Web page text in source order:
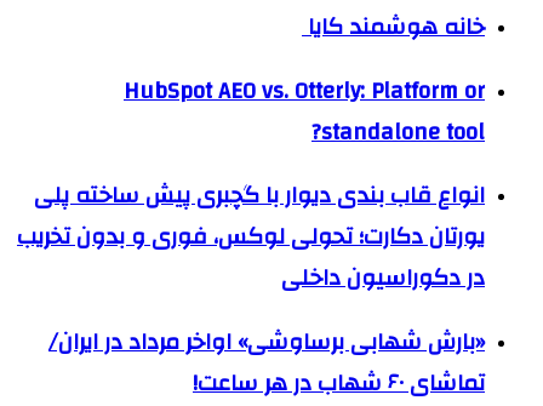
خانه هوشمند کایا
HubSpot AEO vs. Otterly: Platform or
standalone tool?
انواع قاب بندی دیوار با گچبری پیش ساخته پلی
یورتان دکارت؛ تحولی لوکس، فوری و بدون تخریب
در دکوراسیون داخلی
«بارش شهابی برساوشی» اواخر مرداد در ایران/
تماشای ۶۰ شهاب در هر ساعت!